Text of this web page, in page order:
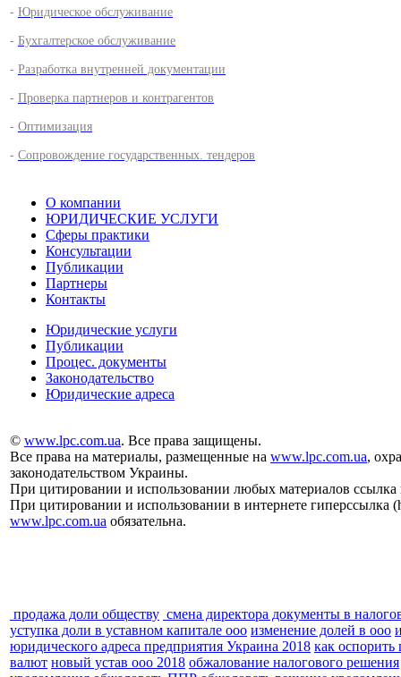
- Юридическое обслуживание
- Бухгалтерское обслуживание
- Разработка внутренней документации
- Проверка партнеров и контрагентов
- Оптимизация
- Сопровождение государственных. тендеров
О компании
ЮРИДИЧЕСКИЕ УСЛУГИ
Сферы практики
Консультации
Публикации
Партнеры
Контакты
Юридические услуги
Публикации
Процес. документы
Законодательство
Юридические адреса
© www.lpc.com.ua. Все права защищены.
Все права на материалы, размещенные на www.lpc.com.ua,
законодательством Украины.
При цитировании и использовании любых материалов
При цитировании и использовании в интернете гиперссылка
www.lpc.com.ua обязательна.
продажа доли обществу смена директора документы в
уступка доли в уставном капитале ооо изменение долей в ооо
юридического адреса предприятия Украина 2018 как
валют новый устав ооо 2018 обжалование налогового решения